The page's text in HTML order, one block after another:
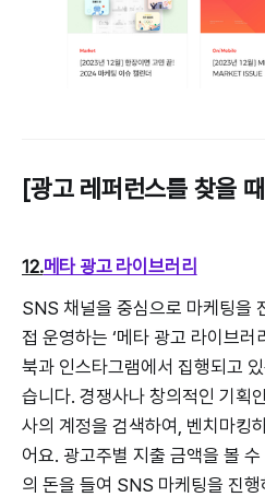
[광고 레퍼런스를 찾을
12.메타 광고 라이브러리
SNS 채널을 중심으로 마케팅을
접 운영하는 ‘메타 광고 라이브러
북과 인스타그램에서 집행되고
습니다. 경쟁사나 창의적인 기획
사의 계정을 검색하여, 벤치마킹
어요. 광고주별 지출 금액을 볼
의 돈을 들여 SNS 마케팅을 진